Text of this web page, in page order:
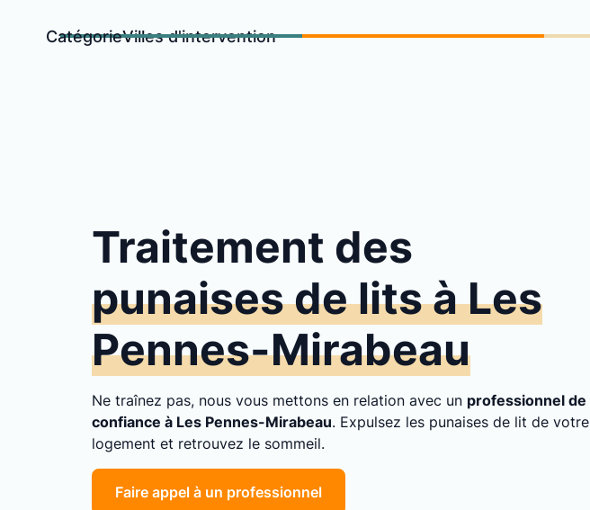
CatégorieVilles d'intervention
Traitement des
punaises de lits à Les
Pennes-Mirabeau
Ne traînez pas, nous vous mettons en relation avec un professionnel de
confiance à Les Pennes-Mirabeau. Expulsez les punaises de lit de votre
logement et retrouvez le sommeil.
Faire appel à un professionnel